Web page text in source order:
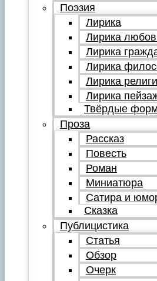
Поэзия
Лирика
Лирика
Лирика
Лирика
Лирика
Лирика
Твёрдые
Проза
Рассказ
Повесть
Роман
Миниатюра
Сатира и
Сказка
Публицистика
Статья
Обзор
Очерк